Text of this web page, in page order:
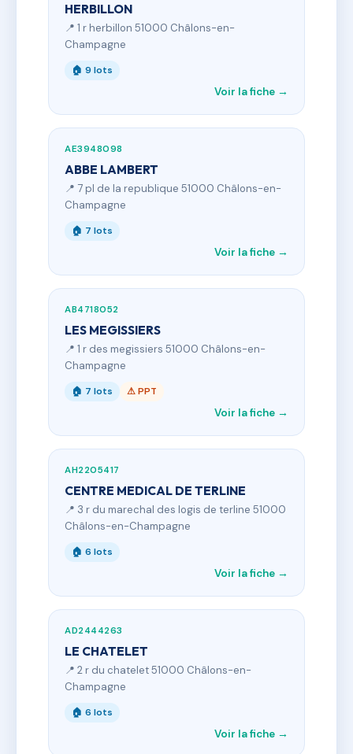
HERBILLON
📍 1 r herbillon 51000 Châlons-en-
Champagne
🏠 9 lots
Voir la fiche →
AE3948098
ABBE LAMBERT
📍 7 pl de la republique 51000 Châlons-en-
Champagne
🏠 7 lots
Voir la fiche →
AB4718052
LES MEGISSIERS
📍 1 r des megissiers 51000 Châlons-en-
Champagne
🏠 7 lots ⚠ PPT
Voir la fiche →
AH2205417
CENTRE MEDICAL DE TERLINE
📍 3 r du marechal des logis de terline 51000
Châlons-en-Champagne
🏠 6 lots
Voir la fiche →
AD2444263
LE CHATELET
📍 2 r du chatelet 51000 Châlons-en-
Champagne
🏠 6 lots
Voir la fiche →